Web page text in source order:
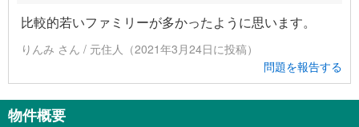
比較的若いファミリーが多かったように思います。
りんみ さん / 元住人（2021年3月24日に投稿）
問題を報告する
物件概要